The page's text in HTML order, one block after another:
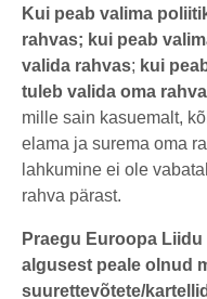
Kui peab valima
rahvas; kui peab
valida rahvas; kui
tuleb valida oma
mille sain kasuemalt,
elama ja surema oma
lahkumine ei ole
rahva pärast.
Praegu Euroopa
algusest peale olnud
suurettevõtete/